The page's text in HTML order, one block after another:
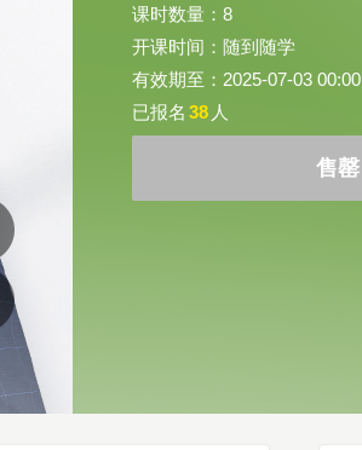
课时数量：8
开课时间：随到随学
有效期至：2025-07-03 00:00
已报名 38 人
售罄